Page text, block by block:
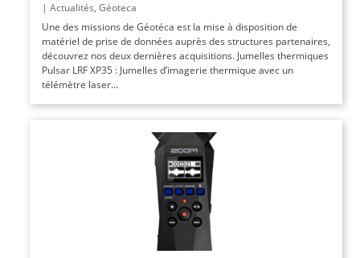
| Actualités, Géoteca
Une des missions de Géotéca est la mise à disposition de
matériel de prise de données auprès des structures partenaires,
découvrez nos deux dernières acquisitions. Jumelles thermiques
Pulsar LRF XP35 : Jumelles d’imagerie thermique avec un
télémètre laser...